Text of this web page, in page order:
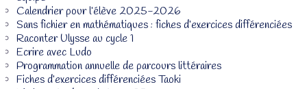
Calendrier pour l’élève 2025-2026
Sans fichier en mathématiques : fiches d’exercices différenciées
Raconter Ulysse au cycle 1
Ecrire avec Ludo
Programmation annuelle de parcours littéraires
Fiches d’exercices différenciées Taoki